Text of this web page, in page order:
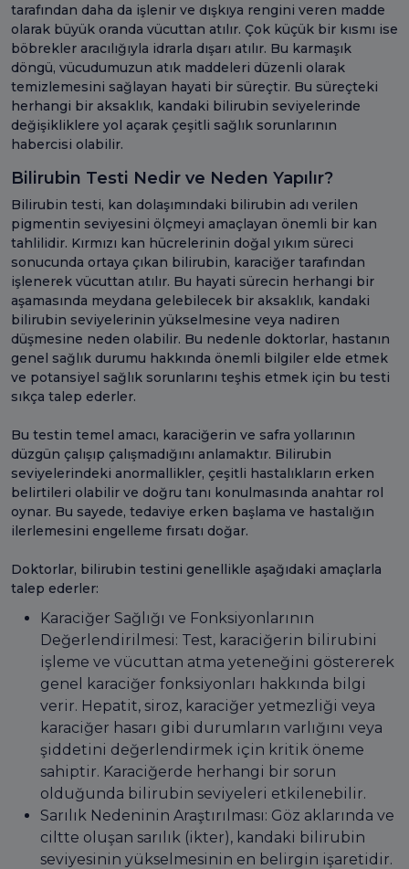
tarafından daha da işlenir ve dışkıya rengini veren madde
olarak büyük oranda vücuttan atılır. Çok küçük bir kısmı ise
böbrekler aracılığıyla idrarla dışarı atılır. Bu karmaşık
döngü, vücudumuzun atık maddeleri düzenli olarak
temizlemesini sağlayan hayati bir süreçtir. Bu süreçteki
herhangi bir aksaklık, kandaki bilirubin seviyelerinde
değişikliklere yol açarak çeşitli sağlık sorunlarının
habercisi olabilir.
Bilirubin Testi Nedir ve Neden Yapılır?
Bilirubin testi, kan dolaşımındaki bilirubin adı verilen
pigmentin seviyesini ölçmeyi amaçlayan önemli bir kan
tahlilidir. Kırmızı kan hücrelerinin doğal yıkım süreci
sonucunda ortaya çıkan bilirubin, karaciğer tarafından
işlenerek vücuttan atılır. Bu hayati sürecin herhangi bir
aşamasında meydana gelebilecek bir aksaklık, kandaki
bilirubin seviyelerinin yükselmesine veya nadiren
düşmesine neden olabilir. Bu nedenle doktorlar, hastanın
genel sağlık durumu hakkında önemli bilgiler elde etmek
ve potansiyel sağlık sorunlarını teşhis etmek için bu testi
sıkça talep ederler.
Bu testin temel amacı, karaciğerin ve safra yollarının
düzgün çalışıp çalışmadığını anlamaktır. Bilirubin
seviyelerindeki anormallikler, çeşitli hastalıkların erken
belirtileri olabilir ve doğru tanı konulmasında anahtar rol
oynar. Bu sayede, tedaviye erken başlama ve hastalığın
ilerlemesini engelleme fırsatı doğar.
Doktorlar, bilirubin testini genellikle aşağıdaki amaçlarla
talep ederler:
Karaciğer Sağlığı ve Fonksiyonlarının
Değerlendirilmesi: Test, karaciğerin bilirubini
işleme ve vücuttan atma yeteneğini göstererek
genel karaciğer fonksiyonları hakkında bilgi
verir. Hepatit, siroz, karaciğer yetmezliği veya
karaciğer hasarı gibi durumların varlığını veya
şiddetini değerlendirmek için kritik öneme
sahiptir. Karaciğerde herhangi bir sorun
olduğunda bilirubin seviyeleri etkilenebilir.
Sarılık Nedeninin Araştırılması: Göz aklarında ve
ciltte oluşan sarılık (ikter), kandaki bilirubin
seviyesinin yükselmesinin en belirgin işaretidir.